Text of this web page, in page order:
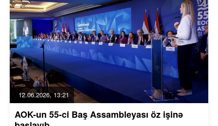
12.06.2026, 13:21
AOK-un 55-ci Baş Assambleyası öz işinə